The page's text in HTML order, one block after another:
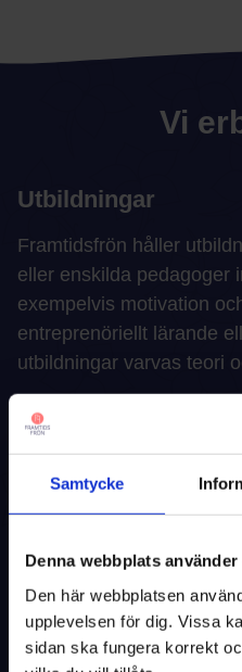
Samtycke
Denna webbplats
Den här webbplatsen
upplevelsen för dig. Vissa
sidan ska fungera korrekt
Vi
Utbildningar
Framtidsfrön håller
eller enskilda pedagoger
exempelvis motivation
entreprenöriellt lärande
utbildningar varvas teori
Läromedel
verklig mottagare utanför
innehåller komponenter
förmågor att arbeta i
förmågor och utgår ifrån